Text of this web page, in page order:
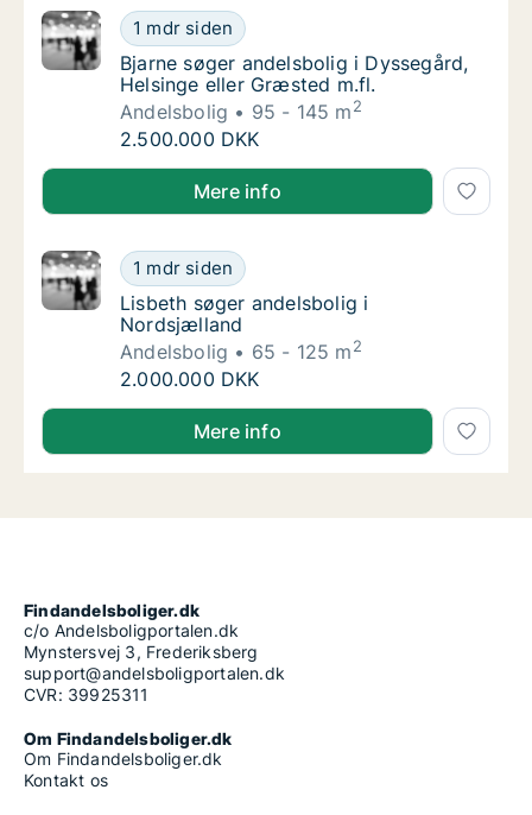
Bjarne søger andelsbolig i Dyssegård,
1 mdr siden
Bjarne søger andelsbolig i Dyssegård,
Bjarne søger andelsbolig i Dyssegård,
Helsinge eller Græsted m.fl.
Andelsbolig
95 - 145 m2
Bjarne søger andelsbolig i Dyssegård,
2.500.000 DKK
Bjarne søger andelsbolig i Dyssegård, Helsinge
Mere info
Lisbeth søger andelsbolig i Nordsjælland
1 mdr siden
Lisbeth søger andelsbolig i Nordsjælland
Lisbeth søger andelsbolig i
Nordsjælland
Andelsbolig
65 - 125 m2
Lisbeth søger andelsbolig i Nordsjælland
2.000.000 DKK
Lisbeth søger andelsbolig i Nordsjælland
Mere info
Findandelsboliger.dk
c/o Andelsboligportalen.dk
Mynstersvej 3, Frederiksberg
support@andelsboligportalen.dk
CVR: 39925311
Om Findandelsboliger.dk
Om Findandelsboliger.dk
Kontakt os